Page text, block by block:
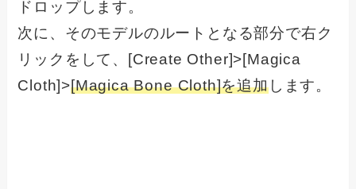
ドロップします。
次に、そのモデルのルートとなる部分で右ク
リックをして、[Create Other]>[Magica
Cloth]>[Magica Bone Cloth]を追加します。